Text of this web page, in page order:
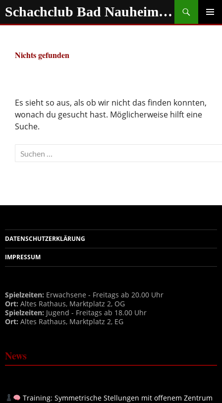
Zum
Inhalt
Schachclub Bad Nauheim e.V.
Suchen
Nichts gefunden
Es sieht so aus, als ob wir nicht das finden konnten,
wonach du gesucht hast. Möglicherweise hilft eine
Suche.
Suchen
nach:
DATENSCHUTZERKLÄRUNG
IMPRESSUM
Spielzeiten: Erwachsene - Freitags ab 20.00 Uhr
Ort: Altes Rathaus, Marktplatz 2, OG
Spielzeiten: Jugend - Freitags ab 18.00 Uhr
Ort: Altes Rathaus, Marktplatz 2, EG
News
Training: Symmetrische Stellungen mit offenem Zentrum